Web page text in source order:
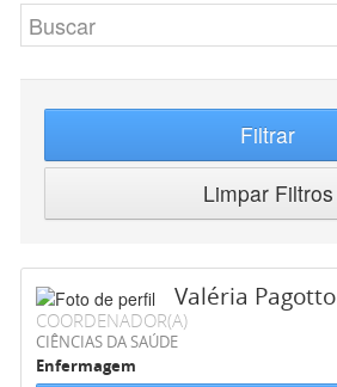
Filtrar
Limpar Filtros
Valéria Pagotto
COORDENADOR(A)
CIÊNCIAS DA SAÚDE
Enfermagem